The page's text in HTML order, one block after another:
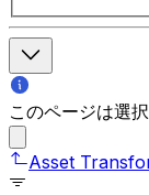
このページは選
Asset